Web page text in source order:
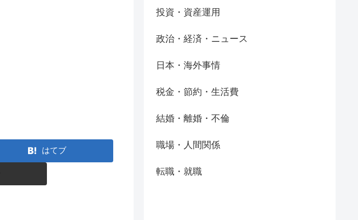
はてブ
投資・資産運用
政治・経済・ニュース
日本・海外事情
税金・節約・生活費
結婚・離婚・不倫
職場・人間関係
転職・就職